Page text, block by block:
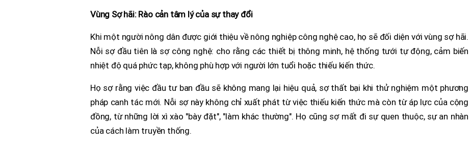
Vùng Sợ hãi: Rào cản tâm lý của sự thay đổi
Khi một người nông dân được giới thiệu về nông nghiệp công nghệ cao, họ sẽ đối diện với vùng sợ hãi.
Nỗi sợ đầu tiên là sợ công nghệ: cho rằng các thiết bị thông minh, hệ thống tưới tự động, cảm biến
nhiệt độ quá phức tạp, không phù hợp với người lớn tuổi hoặc thiếu kiến thức.
Họ sợ rằng việc đầu tư ban đầu sẽ không mang lại hiệu quả, sợ thất bại khi thử nghiệm một phương
pháp canh tác mới. Nỗi sợ này không chỉ xuất phát từ việc thiếu kiến thức mà còn từ áp lực của cộng
đồng, từ những lời xì xào "bày đặt", "làm khác thường". Họ cũng sợ mất đi sự quen thuộc, sự an nhàn
của cách làm truyền thống.